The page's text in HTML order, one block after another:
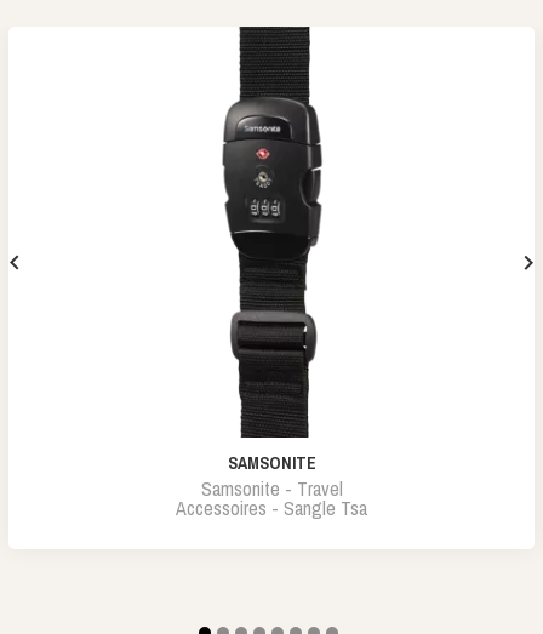
SAMSONITE
Samsonite - Travel
Accessoires - Sangle Tsa
 